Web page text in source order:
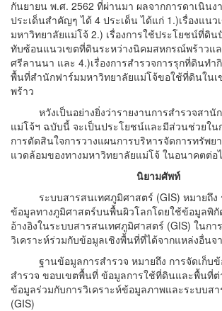
กันยายน พ.ศ. 2562 ที่ผ่านมา ผลจากการดาเนิน
ประเด็นสำคัญๆ ได้ 4 ประเด็น ได้แก่ 1.)เรื่องแน
มหาวิทยาลัยแม่โจ้ 2.) เรื่องการใช้ประโยชน์ที่ดิน
ทับซ้อนแนวเขตที่ดินระหว่างนิคมสหกรณ์พร้าวแ
ศรีลานนา และ 4.)เรื่องการสำรวจการรุกที่ดินท
พื้นที่สำนักฟาร์มมหาวิทยาลัยแม่โจ้ขอใช้ที่ดินใน
พร้าว
หวังเป็นอย่างยิ่งว่ารายงานการสำรวจสานั
แม่โจ้ฯ ฉบับนี้ จะเป็นประโยชน์และมีส่วนช่วยใ
การตัดสินใจการวางแผนการบริหารจัดการทรัพย
แวดล้อมของทางมหาวิทยาลัยแม่โจ้ ในอนาคตต่อ
นิยามศัพท์
ระบบสารสนเทศภูมิศาสตร์ (GIS) หมายถึง
ข้อมูลทางภูมิศาสตร์บนพื้นผิวโลกโดยใช้ข้อมูลพิกั
อ้างอิงในระบบสารสนเทศภูมิศาสตร์ (GIS) ในกา
วิเคราะห์ร่วมกับข้อมูลเชิงพื้นที่ที่ได้จากแหล่งอื่นจ
ฐานข้อมูลการสำรวจ หมายถึง การจัดเก็บข้
สำรวจ ขอบเขตพื้นที่ ข้อมูลการใช้ที่ดินและพื้นที่ต่
ข้อมูลร่วมกับการวิเคราะห์ข้อมูลภาพและระบบส
(GIS)